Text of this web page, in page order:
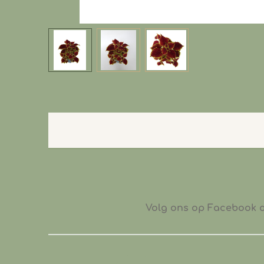
Volg ons op Facebook